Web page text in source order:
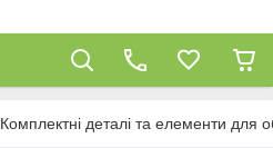
Комплектні деталі та елементи для